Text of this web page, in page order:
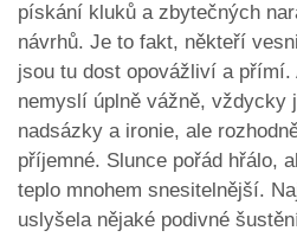
pískání kluků a zbytečných
návrhů. Je to fakt, někteří
jsou tu dost opovážliví a
nemyslí úplně vážně, vždycky
nadsázky a ironie, ale
příjemné. Slunce pořád hřálo,
teplo mnohem snesitelnější.
uslyšela nějaké podivné